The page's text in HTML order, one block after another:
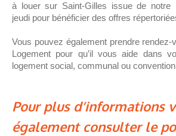
à louer sur Saint-Gilles issue de notre
jeudi pour bénéficier des offres
Vous pouvez également prendre
Logement pour qu’il vous aide dans
logement social, communal ou
Pour plus d’informations
également consulter le